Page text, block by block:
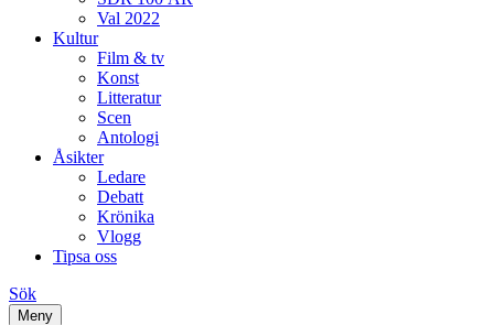
Val 2022
Kultur
Film & tv
Konst
Litteratur
Scen
Antologi
Åsikter
Ledare
Debatt
Krönika
Vlogg
Tipsa oss
Sök
Meny